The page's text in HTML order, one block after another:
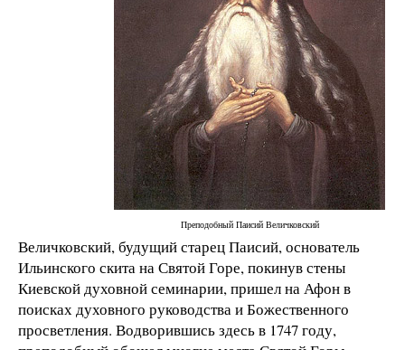
Преподобный Паисий Величковский
Величковский, будущий старец Паисий, основатель
Ильинского скита на Святой Горе, покинув стены
Киевской духовной семинарии, пришел на Афон в
поисках духовного руководства и Божественного
просветления. Водворившись здесь в 1747 году,